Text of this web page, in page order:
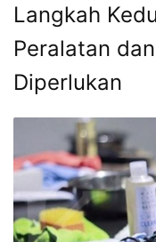
Langkah
Peralatan
Diperlukan